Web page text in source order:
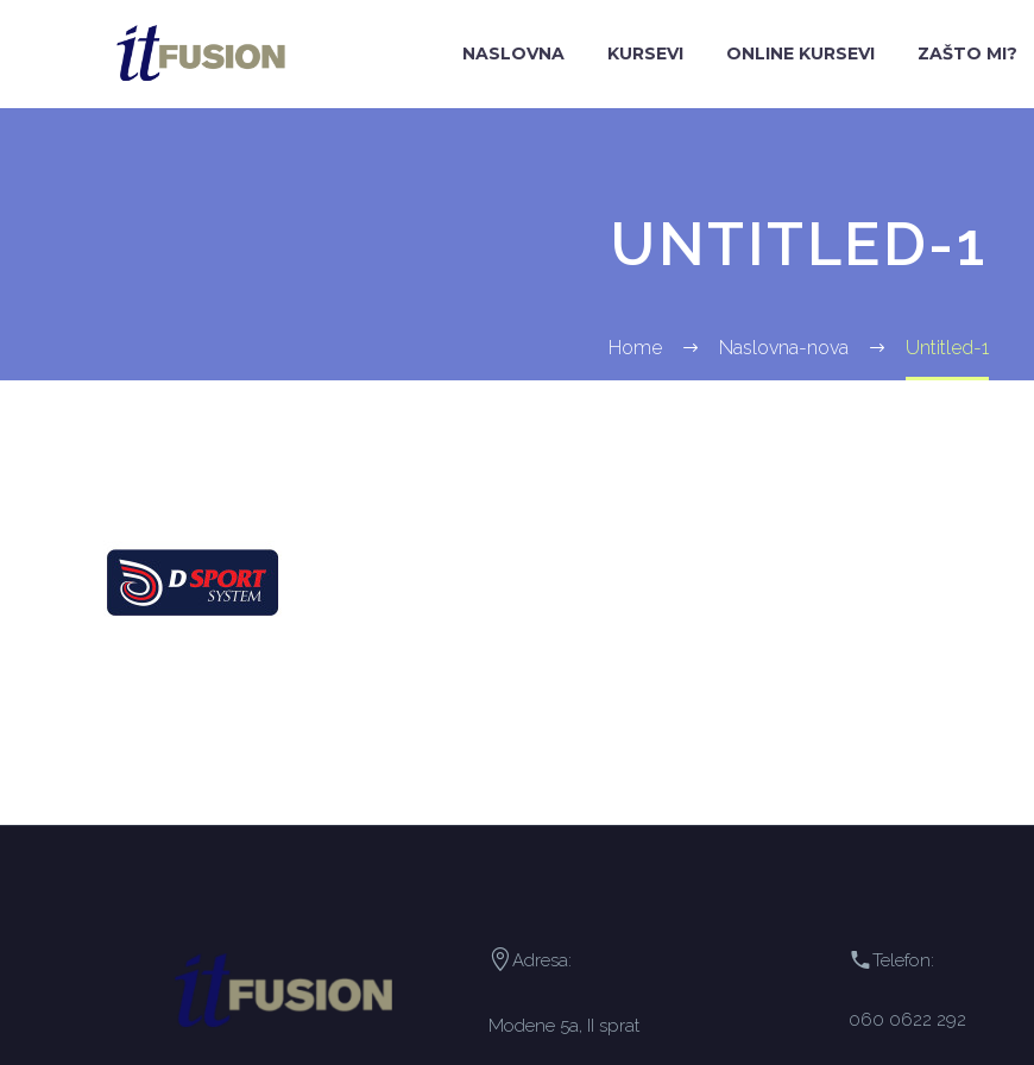
NASLOVNA KURSEVI ONLINE KURSEVI ZAŠTO MI?
UNTITLED-1
Home Naslovna-nova Untitled-1
Adresa:
Modene 5a, II sprat
Telefon:
060 0622 292